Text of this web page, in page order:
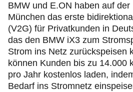
BMW und E.ON haben auf der
München das erste
(V2G) für Privatkunden in
das den BMW iX3 zum
Strom ins Netz zurückspeisen
können Kunden bis zu 14.000
pro Jahr kostenlos laden,
Bedarf ins Stromnetz